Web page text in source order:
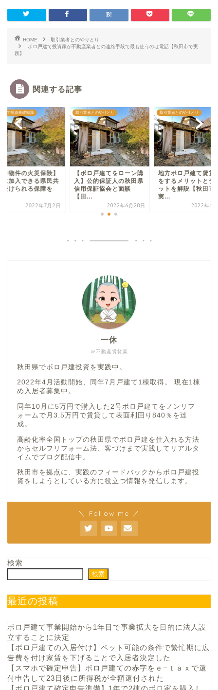
HOME
取引業者とのやりとり
ボロ戸建て投資家が不動産業者との連絡手段で最も使うのは電話【秋田市で実
践】
関連する記事
建て投資基礎知識
ロ物件の火災保険】
に加入できる県民共
受けられる保障を
2022年7月2日
取引業者とのやりとり
【ボロ戸建てをローン購
入】公的保証人の秋田県
信用保証協会と面談
【田...
2022年6月28日
取引業者とのやりとり
地方ボロ戸建て賃貸
をするメリットとデ
ットを解説【秋田市
実...
2022年4
＠不動産賃貸業
一休
秋田県でボロ戸建投資を実践中。
2022年4月活動開始、同年7月戸建て1棟取得。 現在1棟
め入居者募集中。
同年10月に5万円で購入した2号ボロ戸建てをノンリフ
ォームで月3.5万円で賃貸して表面利回り840％を達
成。
高齢化率全国トップの秋田県でボロ戸建を仕入れる方法
からセルフリフォーム法、客づけまで実践してリアルタ
イムでブログ配信中。
秋田市を拠点に、実践のフィードバックからボロ戸建投
資をしようとしている方に役立つ情報を発信します。
＼ Follow me ／
検索
検索
最近の投稿
ボロ戸建て事業開始から1年目で事業拡大を目的に法人設
立することに決定
【ボロ戸建ての入居付け】ペット可能の条件で繁忙期に広
告費を付け家賃を下げることで入居者決定した
【スマホで確定申告】ボロ戸建ての赤字をｅ−ｔａｘで還
付申告して23日後に所得税が全額還付された
【ボロ戸建て確定申告準備】1年で2棟のボロ家を購入し